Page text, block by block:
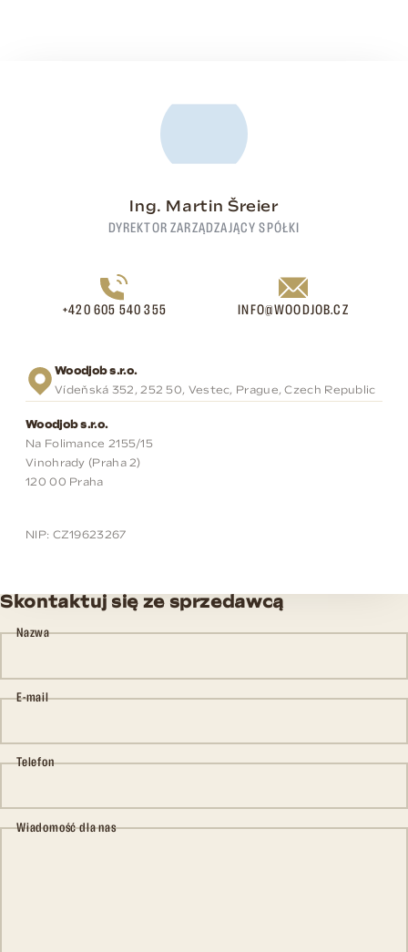
Ing. Martin Šreier
DYREKTOR ZARZĄDZAJĄCY SPÓŁKI
+420 605 540 355 INFO@WOODJOB.CZ
Woodjob s.r.o.
Vídeňská 352, 252 50, Vestec, Prague, Czech Republic
Woodjob s.r.o.
Na Folimance 2155/15
Vinohrady (Praha 2)
120 00 Praha
NIP: CZ19623267
Skontaktuj się ze sprzedawcą
Nazwa
E-mail
Telefon
Wiadomość dla nas